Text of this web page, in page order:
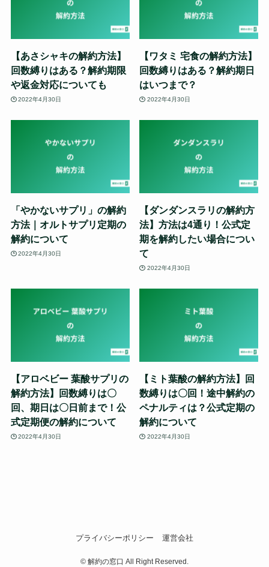
【あさシャキの解約方法】
回数縛りはある？解約期限
や返金対応についても
2022年4月30日
【ワタミ 宅食の解約方法】
回数縛りはある？解約期日
はいつまで？
2022年4月30日
「やかないサプリ」の解約
方法｜オルトサプリ定期の
解約について
2022年4月30日
【ダンダンスラリの解約方
法】方法は4通り！公式定
期を解約したい場合につい
て
2022年4月30日
【アロベビー 葉酸サプリの
解約方法】回数縛りは〇
回、期日は〇日前まで！公
式定期便の解約について
2022年4月30日
【ミト葉酸の解約方法】回
数縛りは〇回！途中解約の
ペナルティは？公式定期の
解約について
2022年4月30日
プライバシーポリシー 運営会社
© 解約の窓口 All Right Reserved.